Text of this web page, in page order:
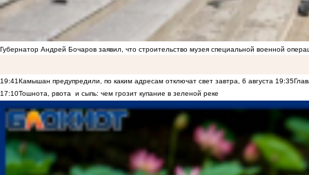
Губернатор Андрей Бочаров заявил, что строительство музея специальной военной
19:41Камышан предупредили, по каким адресам отключат свет завтра, 6 августа 19:35
17:10Тошнота, рвота и сыпь: чем грозит купание в зеленой реке